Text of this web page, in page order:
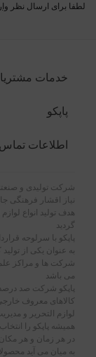
لطفا برای ارسال نظر
خدمات
پاپکو
اطلاعات تماس
نیاز اقشار فرهنگی
هدف تولید انواع
گردید
پاپکو با سرلوحه
به عنوان یکی از تولید
شرکت ها و مراکز
می باشد
پاپکو شرکت صد درصد
کالاهای معروف
لوازم التحریر و
همیشه پاپکو را
در هر زمان و هر
به میان می آید